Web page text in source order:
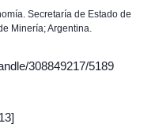
Secretaría de Estado de
Minería; Argentina.
308849217/5189